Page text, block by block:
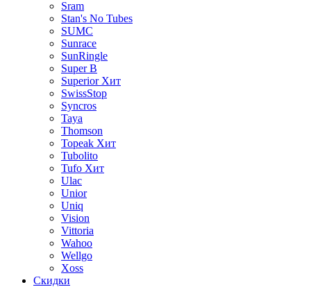
Sram
Stan's No Tubes
SUMC
Sunrace
SunRingle
Super B
Superior Хит
SwissStop
Syncros
Taya
Thomson
Topeak Хит
Tubolito
Tufo Хит
Ulac
Unior
Uniq
Vision
Vittoria
Wahoo
Wellgo
Xoss
Скидки